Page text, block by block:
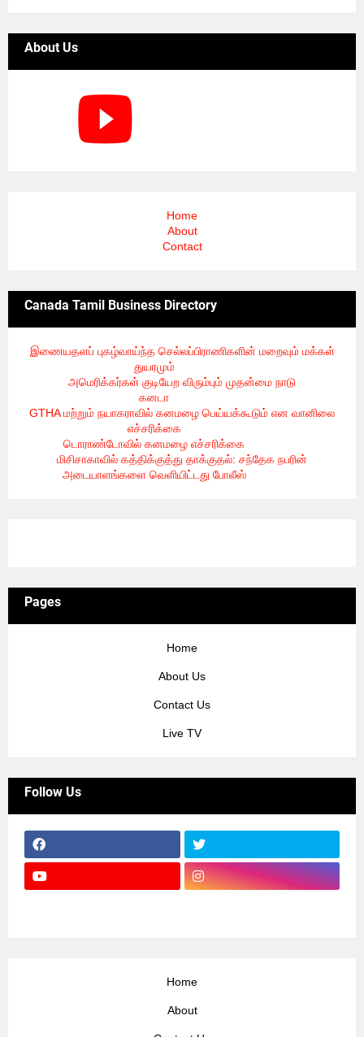
About Us
Home
About
Contact
Canada Tamil Business Directory
இணையதளப் புகழ்வாய்ந்த செல்லப்பிராணிகளின் மறைவும் மக்கள்
துயரமும்- 8/2/2026
அமெரிக்கர்கள் குடியேற விரும்பும் முதன்மை நாடு
கனடா
GTHA மற்றும் நயாகராவில் கனமழை பெய்யக்கூடும் என வானிலை
எச்சரிக்கை
டொராண்டோவில் கனமழை எச்சரிக்கை
மிசிசாகாவில் கத்திக்குத்து தாக்குதல்: சந்தேக நபரின்
அடையாளங்களை வெளியிட்டது போலீஸ்- 8/1/2026
Pages
Home
About Us
Contact Us
Live TV
Follow Us
Home
About